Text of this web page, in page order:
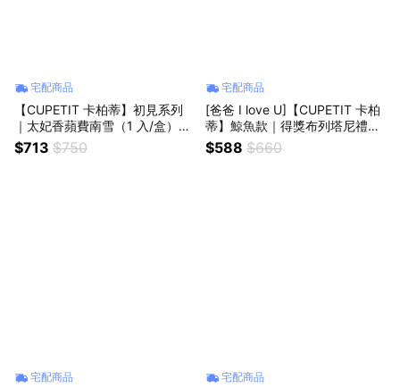
宅配商品
【CUPETIT 卡柏蒂】初見系列
｜太妃香蘋費南雪（1 入/盒）
(可常溫保存，送禮收禮都方便！
不怕冰箱被塞爆)｜彌月禮/伴手
$713 $750
宅配商品
[爸爸 I love U]【CUPETIT 卡柏
蒂】鯨魚款｜得獎布列塔尼禮盒
（6 入/盒）(可常溫保存，送禮
收禮都方便！不怕冰箱被塞爆)
$588 $660
宅配商品 宅配商品